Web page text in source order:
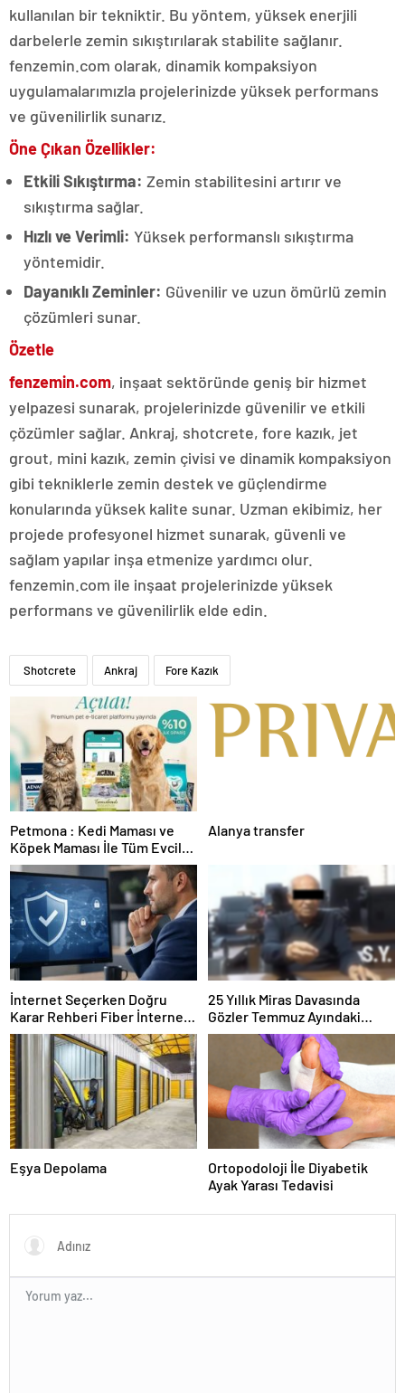
kullanılan bir tekniktir. Bu yöntem, yüksek enerjili
darbelerle zemin sıkıştırılarak stabilite sağlanır.
fenzemin.com olarak, dinamik kompaksiyon
uygulamalarımızla projelerinizde yüksek performans
ve güvenilirlik sunarız.
Öne Çıkan Özellikler:
Etkili Sıkıştırma: Zemin stabilitesini artırır ve
sıkıştırma sağlar.
Hızlı ve Verimli: Yüksek performanslı sıkıştırma
yöntemidir.
Dayanıklı Zeminler: Güvenilir ve uzun ömürlü zemin
çözümleri sunar.
Özetle
fenzemin.com, inşaat sektöründe geniş bir hizmet
yelpazesi sunarak, projelerinizde güvenilir ve etkili
çözümler sağlar. Ankraj, shotcrete, fore kazık, jet
grout, mini kazık, zemin çivisi ve dinamik kompaksiyon
gibi tekniklerle zemin destek ve güçlendirme
konularında yüksek kalite sunar. Uzman ekibimiz, her
projede profesyonel hizmet sunarak, güvenli ve
sağlam yapılar inşa etmenize yardımcı olur.
fenzemin.com ile inşaat projelerinizde yüksek
performans ve güvenilirlik elde edin.
Shotcrete Ankraj Fore Kazık
Petmona : Kedi Maması ve
Köpek Maması İle Tüm Evcil
Hayvan Ürünleri
Alanya transfer
İnternet Seçerken Doğru
Karar Rehberi Fiber İnternet
ve Ev İnterneti
25 Yıllık Miras Davasında
Gözler Temmuz Ayındaki
Karar Duruşmasına Çevrildi
Eşya Depolama
Ortopodoloji İle Diyabetik
Ayak Yarası Tedavisi